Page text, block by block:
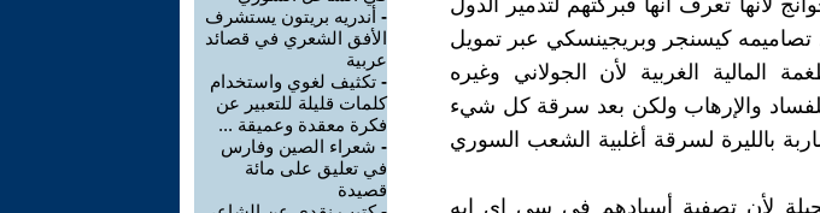
لأنها تعرف انها فبركتهم لتدمير الدول
كيسنجر وبريجينسكي عبر تمويل
المالية الغربية لأن الجولاني وغيره
والإرهاب ولكن بعد سرقة كل شيء
بالليرة لسرقة أغلبية الشعب السوري
لأن تصفية أسيادهم في سي اي ايه
- أندريه بريتون يستشرف
الأفق الشعري في قصائد
عربية
- تكثيف لغوي واستخدام
كلمات قليلة للتعبير عن
فكرة معقدة وعميقة ...
- شعراء الصين وفارس
في تعليق على مائة
قصيدة